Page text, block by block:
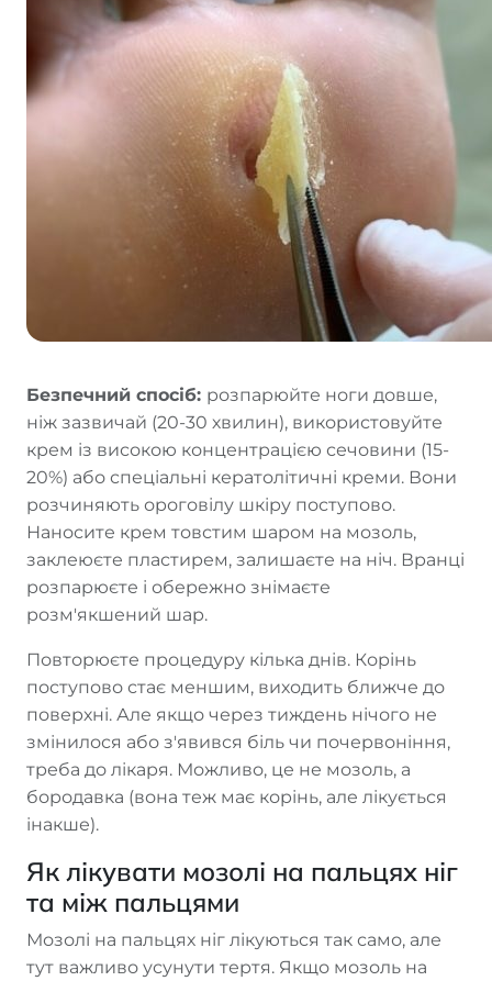
Безпечний спосіб: розпарюйте ноги довше,
ніж зазвичай (20-30 хвилин), використовуйте
крем із високою концентрацією сечовини (15-
20%) або спеціальні кератолітичні креми. Вони
розчиняють ороговілу шкіру поступово.
Наносите крем товстим шаром на мозоль,
заклеюєте пластирем, залишаєте на ніч. Вранці
розпарюєте і обережно знімаєте
розм'якшений шар.
Повторюєте процедуру кілька днів. Корінь
поступово стає меншим, виходить ближче до
поверхні. Але якщо через тиждень нічого не
змінилося або з'явився біль чи почервоніння,
треба до лікаря. Можливо, це не мозоль, а
бородавка (вона теж має корінь, але лікується
інакше).
Як лікувати мозолі на пальцях ніг
та між пальцями
Мозолі на пальцях ніг лікуються так само, але
тут важливо усунути тертя. Якщо мозоль на